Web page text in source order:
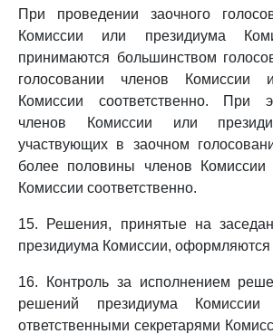
При проведении заочного
Комиссии или президиума
принимаются большинством
голосовании членов Комиссии
Комиссии соответственно. При
членов Комиссии или
участвующих в заочном
более половины членов Комиссии
Комиссии соответственно.
15. Решения, принятые на
президиума Комиссии, оформляются
16. Контроль за исполнением
решений президиума Комиссии
ответственными секретарями